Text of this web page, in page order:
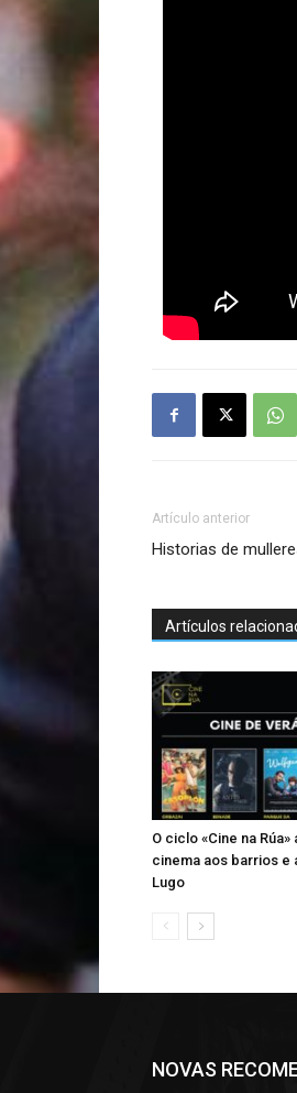
Artículo anterior
Historias de
Artículos
O ciclo «Cine na
cinema aos barrios e
Lugo
NOVAS